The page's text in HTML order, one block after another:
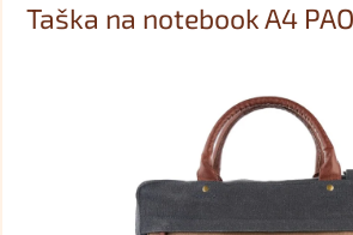
Taška na notebook A4